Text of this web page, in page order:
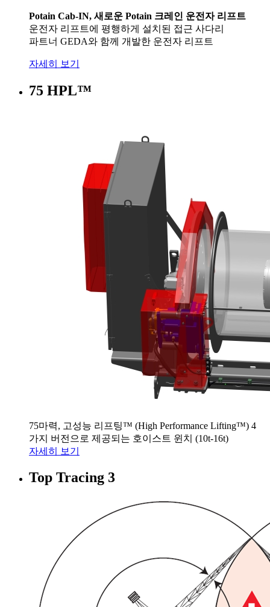
Potain Cab-IN, 새로운 Potain 크레인 운전자 리프트
운전자 리프트에 평행하게 설치된 접근 사다리
파트너 GEDA와 함께 개발한 운전자 리프트
자세히 보기
75 HPL™
75마력, 고성능 리프팅™ (High Performance Lifting™) 4
가지 버전으로 제공되는 호이스트 윈치 (10t-16t)
자세히 보기
Top Tracing 3